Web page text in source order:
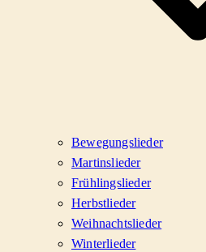
Bewegungslieder
Martinslieder
Frühlingslieder
Herbstlieder
Weihnachtslieder
Winterlieder